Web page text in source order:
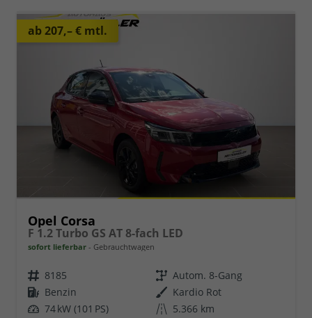
ab 207,– € mtl.
Opel Corsa
F 1.2 Turbo GS AT 8-fach LED
sofort lieferbar Gebrauchtwagen
8185
Autom. 8-Gang
Benzin
Kardio Rot
74 kW (101 PS)
5.366 km